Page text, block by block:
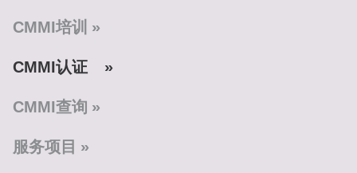
CMMI培训
CMMI认证
CMMI查询
服务项目